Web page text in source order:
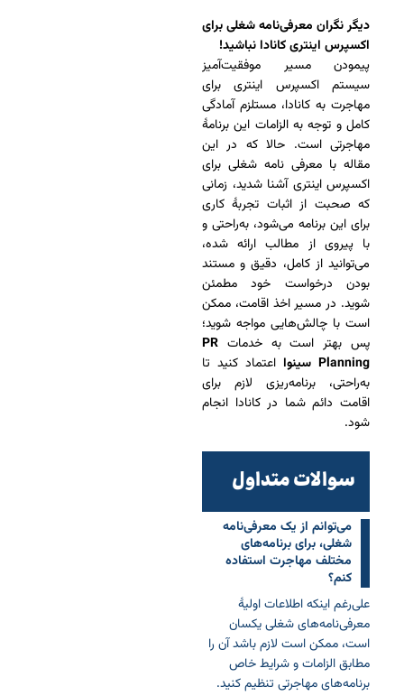
دیگر نگران معرفی‌نامه شغلی برای
اکسپرس اینتری کانادا نباشید!
پیمودن مسیر موفقیت‌آمیز
سیستم اکسپرس اینتری برای
مهاجرت به کانادا، مستلزم آمادگی
کامل و توجه به الزامات این برنامۀ
مهاجرتی است. حالا که در این
مقاله با معرفی نامه شغلی برای
اکسپرس اینتری آشنا شدید، زمانی
که صحبت از اثبات تجربۀ کاری
برای این برنامه می‌شود، به‌راحتی و
با پیروی از مطالب ارائه شده،
می‌توانید از کامل، دقیق و مستند
بودن درخواست خود مطمئن
شوید. در مسیر اخذ اقامت، ممکن
است با چالش‌هایی مواجه شوید؛
پس بهتر است به خدمات PR
Planning سینوا
اعتماد کنید تا
به‌‌راحتی، برنامه‌ریزی لازم برای
اقامت دائم شما در کانادا انجام
شود.
سوالات متداول
می‌توانم از یک معرفی‌نامه
شغلی، برای برنامه‌های
مختلف مهاجرت استفاده
کنم؟
علی‌رغم اینکه اطلاعات اولیۀ
معرفی‌نامه‌های شغلی یکسان
است، ممکن است لازم باشد آن را
مطابق الزامات و شرایط خاص
برنامه‌های مهاجرتی تنظیم کنید.